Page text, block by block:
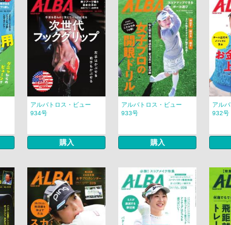
アルバトロス・ビュー
934号
購入
アルバトロス・ビュー
933号
購入
アル
932号